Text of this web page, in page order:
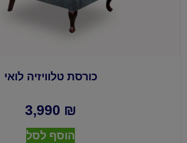
כורסת טלוויזיה לואי
₪
הוסף לסל